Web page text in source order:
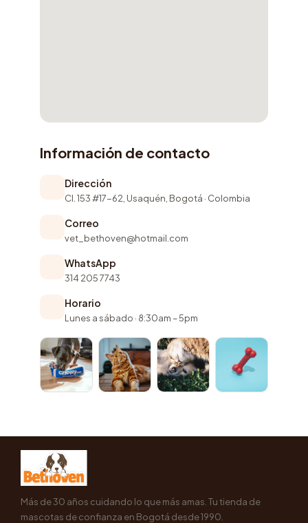
Información de contacto
Dirección
Cl. 153 #17-62, Usaquén, Bogotá · Colombia
Correo
vet_bethoven@hotmail.com
WhatsApp
314 205 7743
Horario
Lunes a sábado · 8:30am – 5pm
Más de 30 años cuidando lo que más amas. Tu tienda de
mascotas de confianza en Bogotá desde 1990.